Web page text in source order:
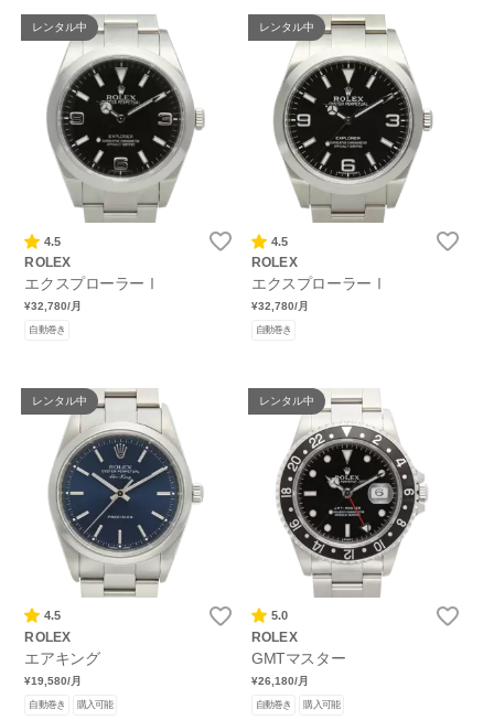
レンタル中
4.5
ROLEX
エクスプローラーⅠ
¥32,780/月
自動巻き
レンタル中
4.5
ROLEX
エクスプローラーⅠ
¥32,780/月
自動巻き
レンタル中
4.5
ROLEX
エアキング
¥19,580/月
自動巻き 購入可能
レンタル中
5.0
ROLEX
GMTマスター
¥26,180/月
自動巻き 購入可能